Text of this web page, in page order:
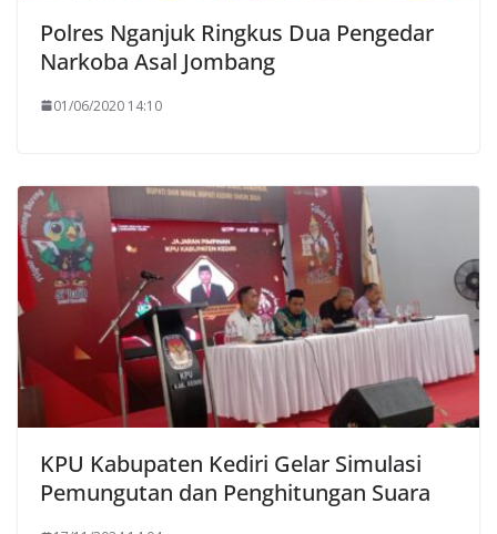
Polres Nganjuk Ringkus Dua Pengedar
Narkoba Asal Jombang
01/06/2020 14:10
KPU Kabupaten Kediri Gelar Simulasi
Pemungutan dan Penghitungan Suara